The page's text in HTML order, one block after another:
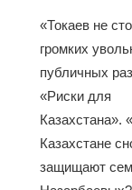
«Токаев не
громких
публичных
«Риски для
Казахстана».
Казахстане
защищают